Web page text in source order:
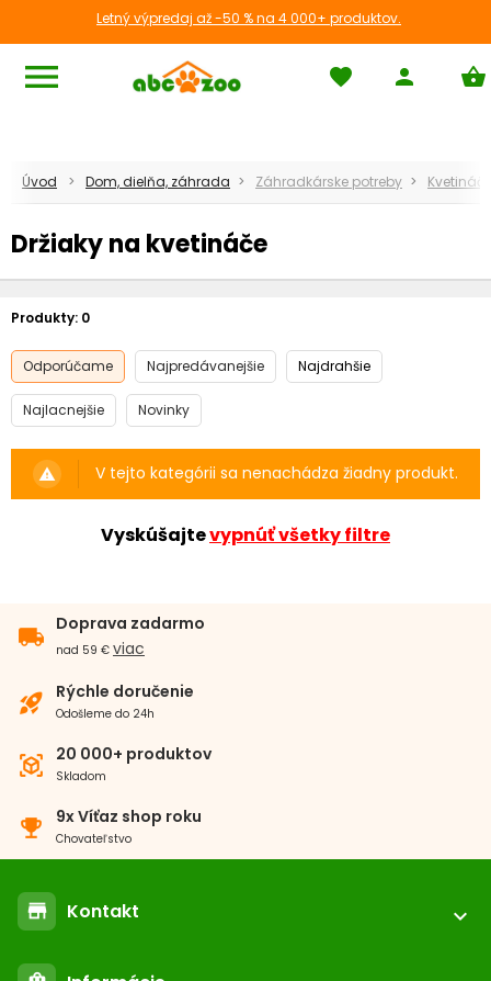
Letný výpredaj až -50 % na 4 000+ produktov.
menu favorite person shopping_basket
Úvod Dom, dielňa, záhrada Záhradkárske potreby Kvetináče
Držiaky na kvetináče
Produkty: 0
Odporúčame Najpredávanejšie Najdrahšie
Najlacnejšie Novinky
warning V tejto kategórii sa nenachádza žiadny produkt.
Vyskúšajtevypnúť všetky filtre
local_shipping
Doprava zadarmo
nad 59 € viac
rocket_launch Rýchle doručenie
Odošleme do 24h
view_in_ar 20 000+ produktov
Skladom
emoji_events 9x Víťaz shop roku
Chovateľstvo
store Kontakt
expand_more
location_on